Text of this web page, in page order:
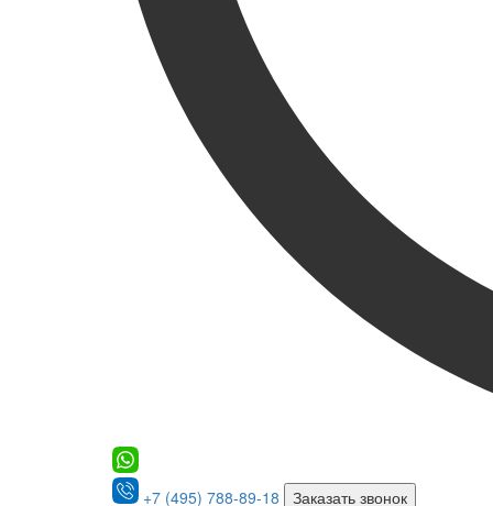
+7 (495) 788-89-18
Заказать звонок